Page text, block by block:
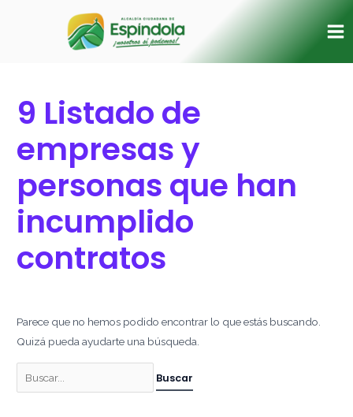
9 Listado de
empresas y
personas que han
incumplido
contratos
Parece que no hemos podido encontrar lo que estás buscando.
Quizá pueda ayudarte una búsqueda.